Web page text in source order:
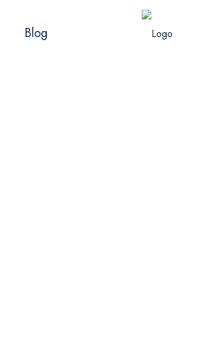
Blog